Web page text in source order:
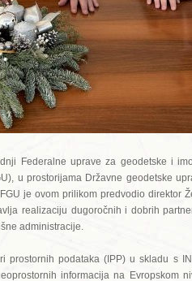
Federalne uprave za geodetske i
u prostorijama Državne geodetske
je ovom prilikom predvodio direktor
realizaciju dugoročnih i dobrih
administracije.
prostornih podataka (IPP) u skladu s
informacija na Evropskom